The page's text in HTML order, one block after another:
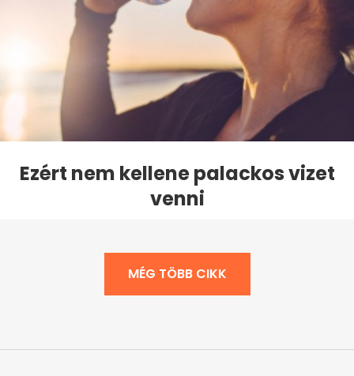
Ezért nem kellene palackos vizet
venni
MÉG TÖBB CIKK